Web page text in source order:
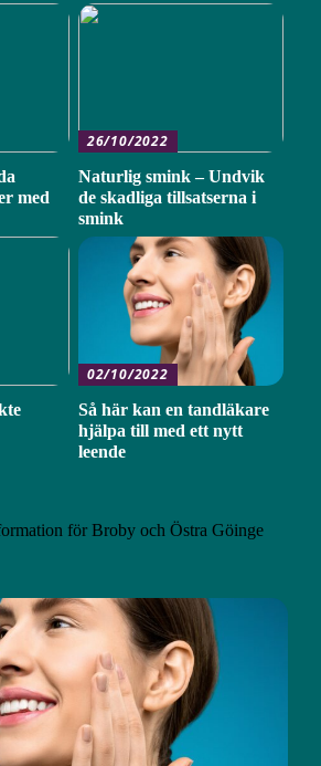
med
26/10/2022
Naturlig smink – Undvik
de skadliga tillsatserna i
smink
02/10/2022
Så här kan en tandläkare
hjälpa till med ett nytt
leende
för Broby och Östra Göinge